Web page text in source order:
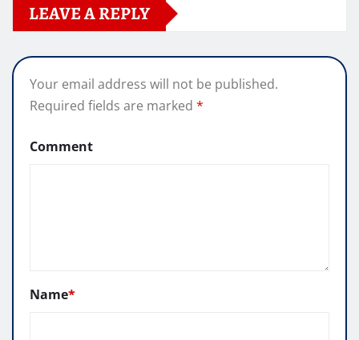
LEAVE A REPLY
Your email address will not be published.
Required fields are marked *
Comment
Name*